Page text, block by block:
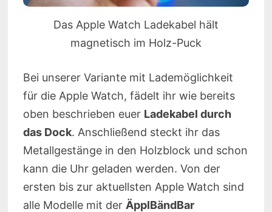
Das Apple Watch Ladekabel hält
magnetisch im Holz-Puck
Bei unserer Variante mit Lademöglichkeit
für die Apple Watch, fädelt ihr wie bereits
oben beschrieben euer Ladekabel durch
das Dock. Anschließend steckt ihr das
Metallgestänge in den Holzblock und schon
kann die Uhr geladen werden. Von der
ersten bis zur aktuellsten Apple Watch sind
alle Modelle mit der ÄpplBändBar